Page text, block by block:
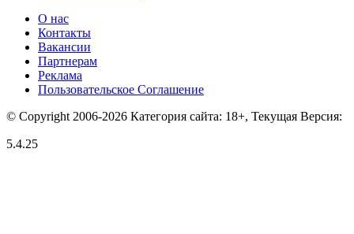
О нас
Контакты
Вакансии
Партнерам
Реклама
Пользовательское Соглашение
© Copyright 2006-2026 Категория сайта: 18+, Текущая Версия:
5.4.25